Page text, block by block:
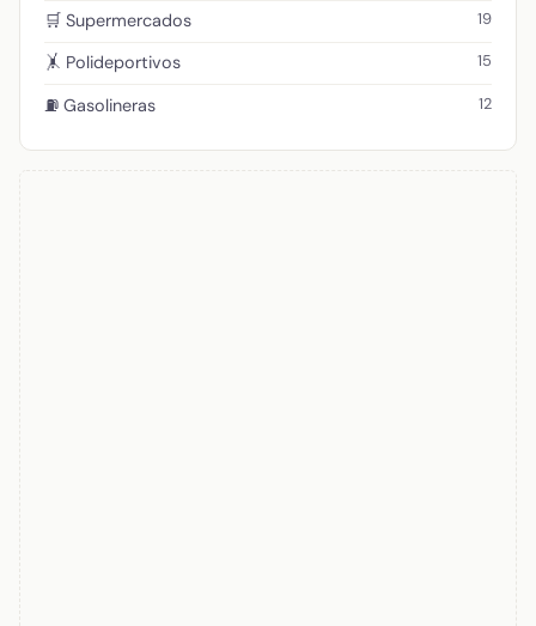
🛒 Supermercados 19
🤸 Polideportivos 15
⛽ Gasolineras 12